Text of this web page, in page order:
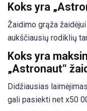
Koks yra
Žaidimo grąža
aukščiausių rodiklių
Koks yra
„Astronaut“
Didžiausias
gali pasiekti net x50